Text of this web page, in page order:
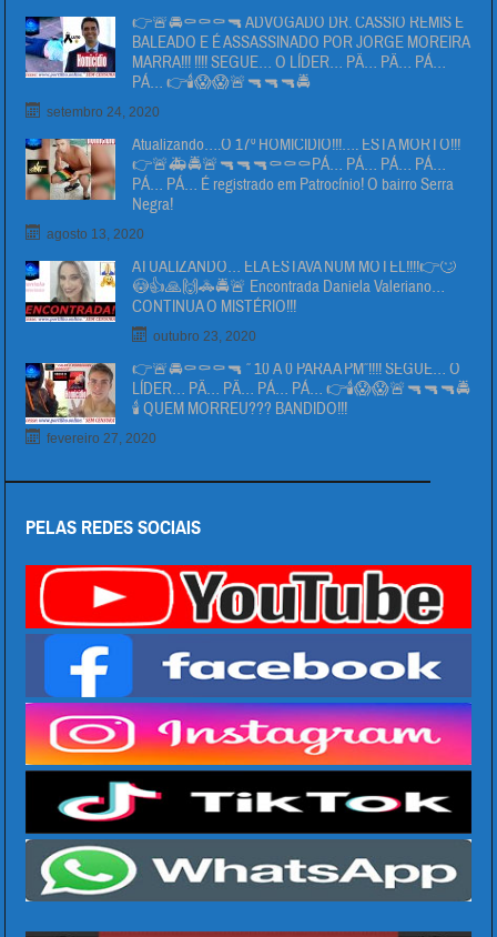
👉🚨🚔⚰⚰⚰🔫 ADVOGADO DR. CÁSSIO REMIS É
BALEADO E É ASSASSINADO POR JORGE MOREIRA
MARRA!!! !!!! SEGUE… O LÍDER… PÄ… PÄ… PÁ…
PÁ… 👉🕯😱😱🚨🔫🔫🔫🚔
setembro 24, 2020
Atualizando….O 17º HOMICIDIO!!!…. ESTA MORTO!!!
👉🚨🚑🚔🚨🔫🔫🔫⚰⚰⚰PÁ… PÁ… PÁ… PÁ…
PÁ… PÁ… É registrado em Patrocínio! O bairro Serra
Negra!
agosto 13, 2020
ATUALIZANDO… ELA ESTAVA NUM MOTEL!!!!👉🙄
😳👍🙏🙌🚓🚔🚨 Encontrada Daniela Valeriano…
CONTINUA O MISTÉRIO!!!
outubro 23, 2020
👉🚨🚔⚰⚰⚰🔫 ” 10 Á 0 PARA A PM”!!!! SEGUE… O
LÍDER… PÄ… PÄ… PÁ… PÁ… 👉🕯😱😱🚨🔫🔫🔫🚔
🕯 QUEM MORREU??? BANDIDO!!!
fevereiro 27, 2020
PELAS REDES SOCIAIS